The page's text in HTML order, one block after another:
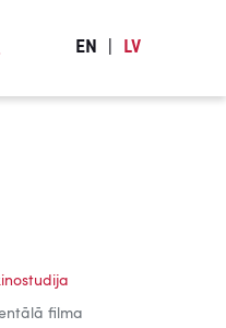
EN LV
filma